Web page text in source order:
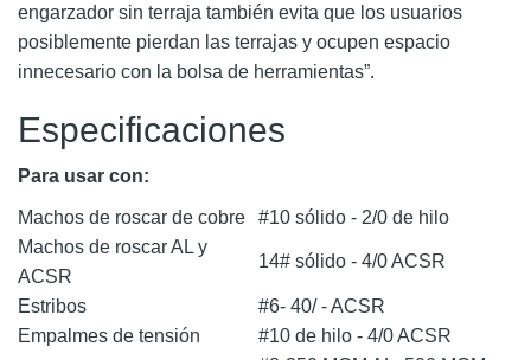
engarzador sin terraja también evita que los usuarios
posiblemente pierdan las terrajas y ocupen espacio
innecesario con la bolsa de herramientas”.
Especificaciones
Para usar con:
Machos de roscar de cobre
#10 sólido - 2/0 de hilo
Machos de roscar AL y
ACSR
14# sólido - 4/0 ACSR
Estribos
#6- 40/ - ACSR
Empalmes de tensión
#10 de hilo - 4/0 ACSR